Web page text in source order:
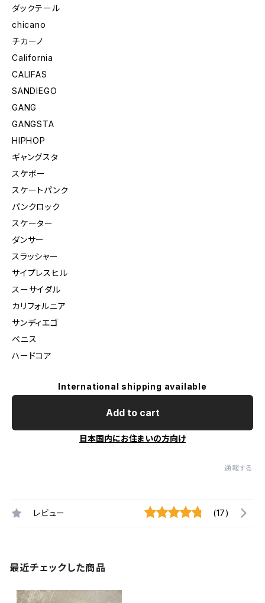
ダックテール
chicano
チカーノ
California
CALIFAS
SANDIEGO
GANG
GANGSTA
HIPHOP
ギャングスタ
スケボー
スケートパンク
パンクロック
スケーター
ダンサー
スラッシャー
サイプレスヒル
スーサイダル
カリフォルニア
サンディエゴ
ベニス
ハードコア
International shipping available
Add to cart
日本国内にお住まいの方向け
通報する
レビュー (17)
最近チェックした商品